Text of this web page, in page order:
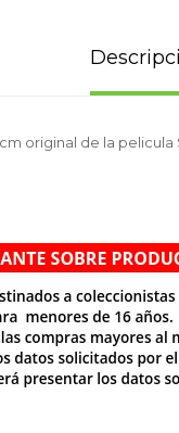
original de la pelicula